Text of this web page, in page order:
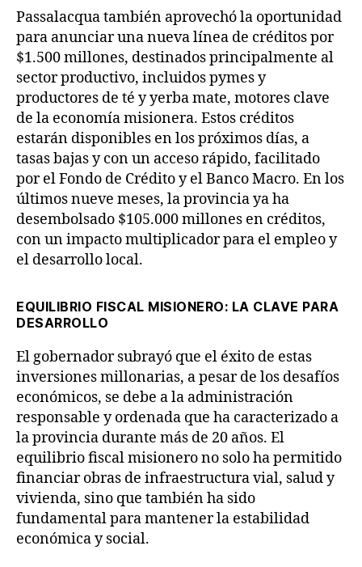
Passalacqua también aprovechó la oportunidad
para anunciar una nueva línea de créditos por
$1.500 millones, destinados principalmente al
sector productivo, incluidos pymes y
productores de té y yerba mate, motores clave
de la economía misionera. Estos créditos
estarán disponibles en los próximos días, a
tasas bajas y con un acceso rápido, facilitado
por el Fondo de Crédito y el Banco Macro. En los
últimos nueve meses, la provincia ya ha
desembolsado $105.000 millones en créditos,
con un impacto multiplicador para el empleo y
el desarrollo local.
EQUILIBRIO FISCAL MISIONERO: LA CLAVE PARA
DESARROLLO
El gobernador subrayó que el éxito de estas
inversiones millonarias, a pesar de los desafíos
económicos, se debe a la administración
responsable y ordenada que ha caracterizado a
la provincia durante más de 20 años. El
equilibrio fiscal misionero no solo ha permitido
financiar obras de infraestructura vial, salud y
vivienda, sino que también ha sido
fundamental para mantener la estabilidad
económica y social.